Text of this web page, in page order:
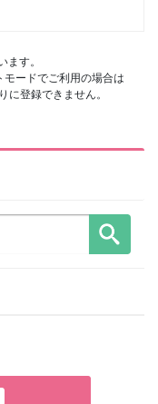
ます。
ードでご利用の場合は
登録できません。